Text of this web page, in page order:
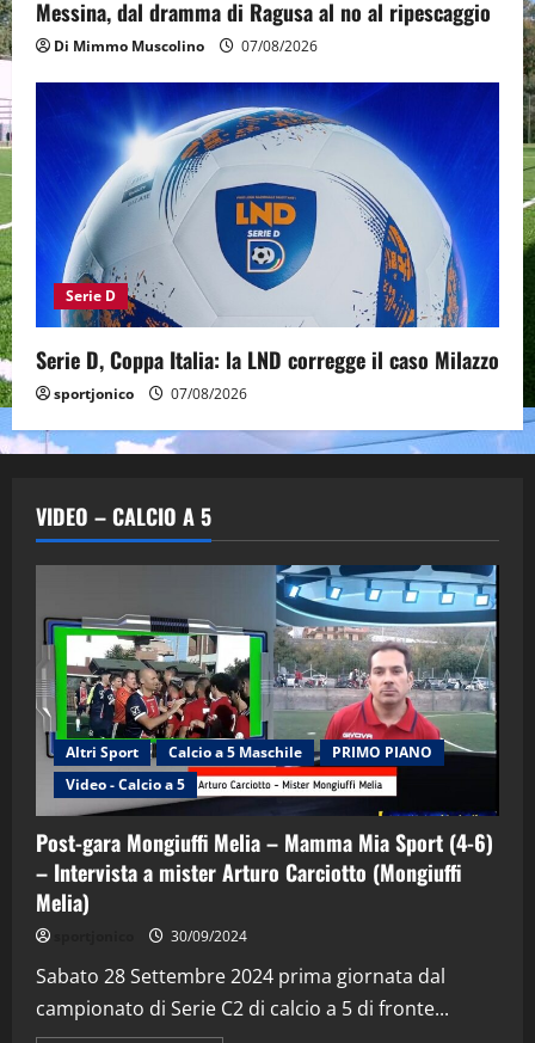
Messina, dal dramma di Ragusa al no al ripescaggio
Di Mimmo Muscolino 07/08/2026
Serie D
Serie D, Coppa Italia: la LND corregge il caso Milazzo
sportjonico 07/08/2026
VIDEO – CALCIO A 5
Altri Sport Calcio a 5 Maschile
PRIMO PIANO
Video - Calcio a 5
Post-gara Mongiuffi Melia – Mamma Mia Sport (4-6)
– Intervista a mister Arturo Carciotto (Mongiuffi
Melia)
30/09/2024
Sabato 28 Settembre 2024 prima giornata dal
campionato di Serie C2 di calcio a 5 di fronte...
2
“SportEmpire” in Podcast: 29^ Puntata
(Martedi 28 Aprile 2026)
28/04/2026